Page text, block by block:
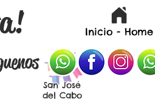
Inicio - Home
San José
del Cabo